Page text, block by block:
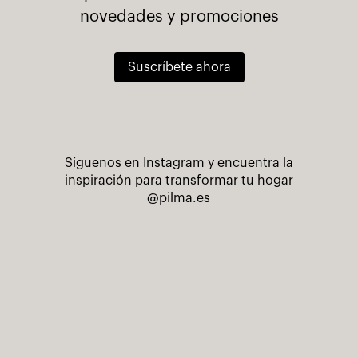
novedades y promociones
Suscríbete ahora
Síguenos en Instagram y encuentra la
inspiración para transformar tu hogar
@pilma.es